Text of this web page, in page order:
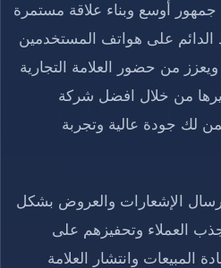
أوسع وبناء علاقة مستمرة
الدائم على هواتف المستخدمين
من حضور العلامة التجارية
من خلال افضل شركة
لك جودة عالية وتجربة
الإشعارات والعروض بشكل
العملاء وتحفيزهم على
المبيعات وانتشار العلامة